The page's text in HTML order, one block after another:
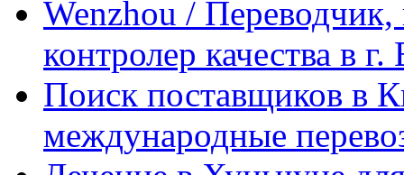
Wenzhou / Переводчик,
контролер качества в
Поиск поставщиков в
международные